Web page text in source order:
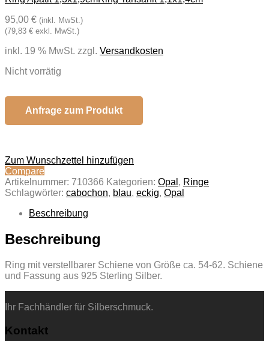
95,00 € (inkl. MwSt.)
(79,83 € exkl. MwSt.)
inkl. 19 % MwSt. zzgl. Versandkosten
Nicht vorrätig
Anfrage zum Produkt
Zum Wunschzettel hinzufügen
Compare
Artikelnummer: 710366 Kategorien: Opal , Ringe
Schlagwörter: cabochon, blau, eckig, Opal
Beschreibung
Beschreibung
Ring mit verstellbarer Schiene von Größe ca. 54-62. Schiene
und Fassung aus 925 Sterling Silber.
Ihr Fachhändler für Silberschmuck.
Kontakt